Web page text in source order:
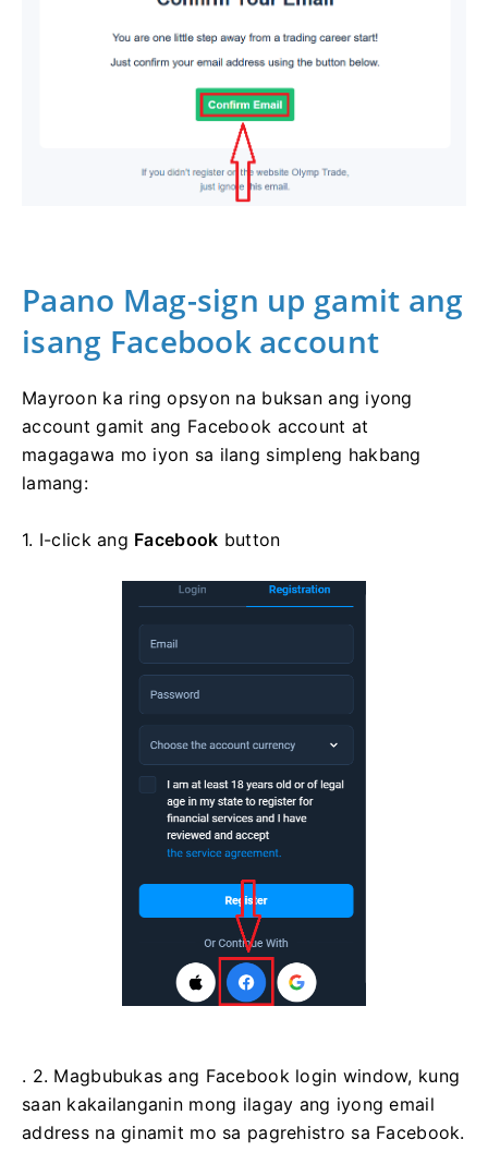
Paano Mag-sign up gamit ang
isang Facebook account
Mayroon ka ring opsyon na buksan ang iyong
account gamit ang Facebook account at
magagawa mo iyon sa ilang simpleng hakbang
lamang:
1. I-click ang Facebook button
. 2. Magbubukas ang Facebook login window, kung
saan kakailanganin mong ilagay ang iyong email
address na ginamit mo sa pagrehistro sa Facebook.